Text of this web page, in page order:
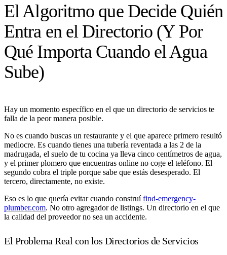
El Algoritmo que Decide Quién
Entra en el Directorio (Y Por
Qué Importa Cuando el Agua
Sube)
Hay un momento específico en el que un directorio de servicios te
falla de la peor manera posible.
No es cuando buscas un restaurante y el que aparece primero resultó
mediocre. Es cuando tienes una tubería reventada a las 2 de la
madrugada, el suelo de tu cocina ya lleva cinco centímetros de agua,
y el primer plomero que encuentras online no coge el teléfono. El
segundo cobra el triple porque sabe que estás desesperado. El
tercero, directamente, no existe.
Eso es lo que quería evitar cuando construífind-emergency-
plumber.com. No otro agregador de listings. Un directorio en el que
la calidad del proveedor no sea un accidente.
El Problema Real con los Directorios de Servicios